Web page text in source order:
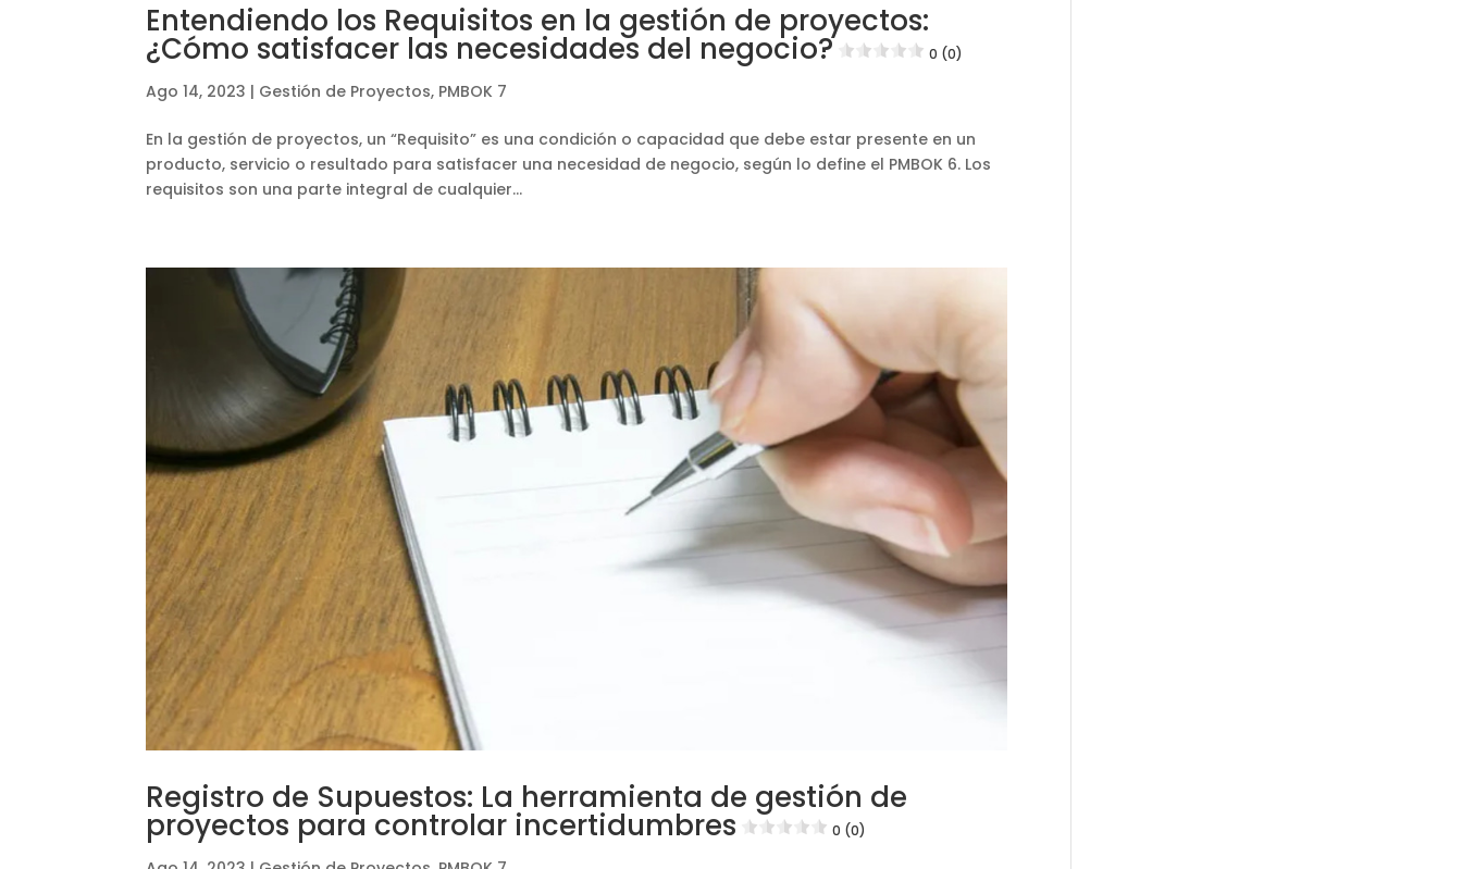
Entendiendo los Requisitos en la gestión de proyectos:
¿Cómo satisfacer las necesidades del negocio? 0 (0)
Ago 14, 2023 | Gestión de Proyectos, PMBOK 7
En la gestión de proyectos, un “Requisito” es una condición o capacidad que debe estar presente en un
producto, servicio o resultado para satisfacer una necesidad de negocio, según lo define el PMBOK 6. Los
requisitos son una parte integral de cualquier...
Registro de Supuestos: La herramienta de gestión de
proyectos para controlar incertidumbres 0 (0)